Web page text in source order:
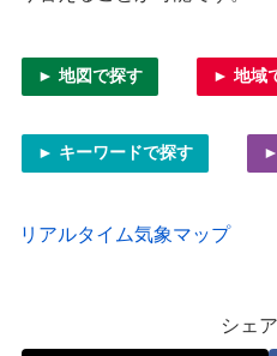
► 地図で探す ► 地域
► キーワードで探す
リアルタイム気象マップ
シェ